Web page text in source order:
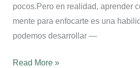
pocos.Pero en realidad, aprender
mente para enfocarte es una
podemos desarrollar —
para
enfocarte
sin
Read More »